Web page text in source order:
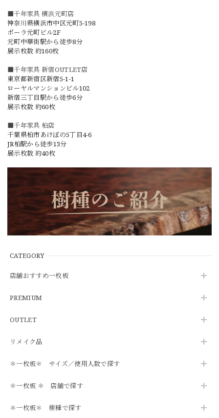
■千年家具 横浜元町店
神奈川県横浜市中区元町5-198
ポーラ元町ビル2F
元町中華街駅から徒歩8分
展示枚数 約160枚
■千年家具 新宿OUTLET店
東京都新宿区新宿5-1-1
ローヤルマンションビル102
新宿三丁目駅から徒歩6分
展示枚数 約60枚
■千年家具 柏店
千葉県柏市あけぼの5丁目4-6
JR柏駅から徒歩13分
展示枚数 約40枚
CATEGORY
店舗おすすめ一枚板
PREMIUM
OUTLET
リメイク品
＊一枚板＊ サイズ／使用人数で探す
＊一枚板 ＊ 店舗で探す
＊一枚板＊ 樹種で探す